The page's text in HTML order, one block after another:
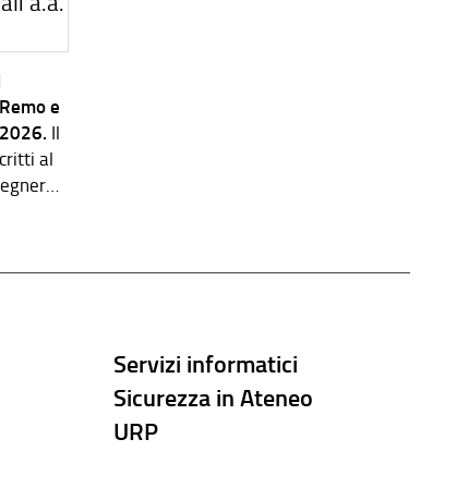
e
Il
al
Servizi informatici
Sicurezza in Ateneo
URP